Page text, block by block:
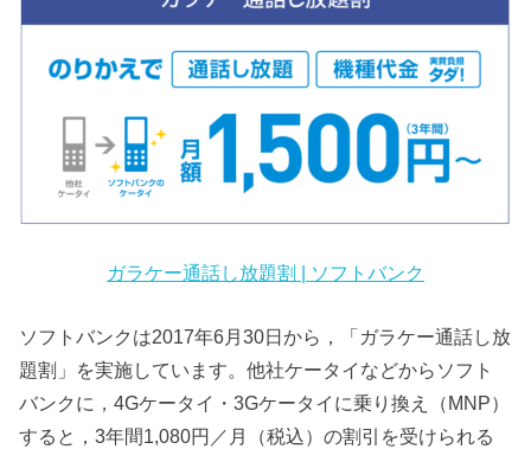
ガラケー通話し放題割 | ソフトバンク
ソフトバンクは2017年6月30日から，「ガラケー通話し放
題割」を実施しています。他社ケータイなどからソフト
バンクに，4Gケータイ・3Gケータイに乗り換え（MNP）
すると，3年間1,080円／月（税込）の割引を受けられる